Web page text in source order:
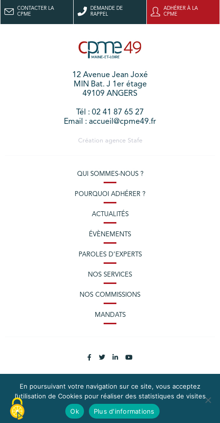
CONTACTER LA
CPME
DEMANDE DE
RAPPEL
ADHÉRER À LA
CPME
12 Avenue Jean Joxé
MIN Bat. J 1er étage
49109 ANGERS
Tél : 02 41 87 65 27
Email : accueil@cpme49.fr
Création agence Stafe
QUI SOMMES-NOUS ?
POURQUOI ADHÉRER ?
ACTUALITÉS
ÉVÈNEMENTS
PAROLES D’EXPERTS
NOS SERVICES
NOS COMMISSIONS
MANDATS
PLAN DU SITE
MENTIONS LÉGALES
CONTACTEZ LA CPME
En poursuivant votre navigation sur ce site, vous acceptez
l’utilisation de Cookies pour réaliser des statistiques de visites
Ok
Plus d'informations